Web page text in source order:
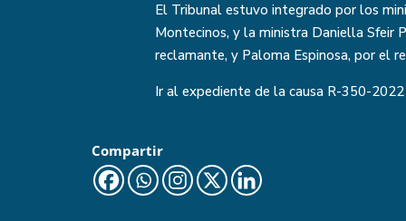
El Tribunal estuvo integrado por los
Montecinos, y la ministra Daniella Sfeir
reclamante, y Paloma Espinosa, por el
Ir al expediente de la causa R-350-2022
Compartir